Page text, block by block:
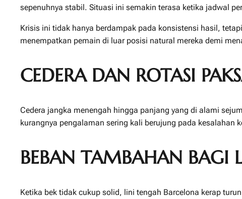
sepenuhnya stabil. Situasi ini semakin terasa ketika jadwal
Krisis ini tidak hanya berdampak pada konsistensi hasil,
menempatkan pemain di luar posisi natural mereka demi
CEDERA DAN ROTASI
Cedera jangka menengah hingga panjang yang di alami
kurangnya pengalaman sering kali berujung pada
BEBAN TAMBAHAN BAGI
Ketika bek tidak cukup solid, lini tengah Barcelona kerap